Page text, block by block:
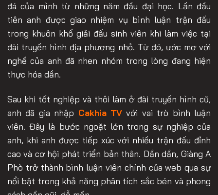
đá của mình từ những năm đầu đại học. Lần đầu
tiên anh được giao nhiệm vụ bình luận trận đấu
trong khuôn khổ giải đấu sinh viên khi làm việc tại
đài truyền hình địa phương nhỏ. Từ đó, ước mơ với
nghề của anh đã nhen nhóm trong lòng đang hiện
thực hóa dần.
Sau khi tốt nghiệp và thôi làm ở đài truyền hình cũ,
anh đã gia nhập Cakhia TV với vai trò bình luận
viên. Đây là bước ngoặt lớn trong sự nghiệp của
anh, khi anh được tiếp xúc với nhiều trận đấu đỉnh
cao và cơ hội phát triển bản thân. Dần dần, Giàng A
Phò trở thành bình luận viên chính của web qua sự
nổi bật trong khả năng phân tích sắc bén và phong